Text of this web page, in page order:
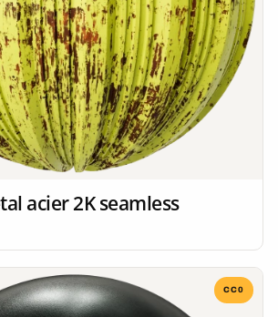
acier 2K seamless
CC0